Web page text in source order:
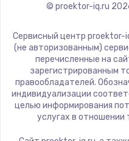
© proektor-iq.ru
Сервисный центр proektor-
(не авторизованным)
перечисленные на
зарегистрированным
правообладателей.
индивидуализации
целью информирования
услугах в отношении